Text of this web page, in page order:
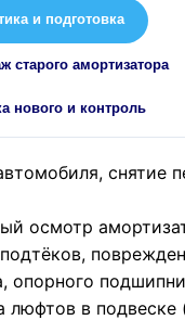
и подготовка
старого амортизатора
нового и контроль
снятие
осмотр
опорного
люфтов в